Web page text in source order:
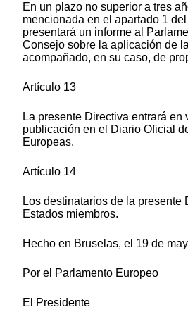
En un plazo no superior a tres
mencionada en el apartado 1
presentará un informe al
Consejo sobre la aplicación de
acompañado, en su caso, de
Artículo 13
La presente Directiva entrará en
publicación en el Diario Oficial
Europeas.
Artículo 14
Los destinatarios de la presente
Estados miembros.
Hecho en Bruselas, el 19 de
Por el Parlamento Europeo
El Presidente